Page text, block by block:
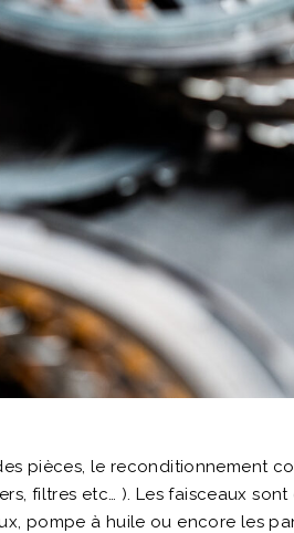
pièces, le reconditionnement
filtres etc… ). Les faisceaux
pompe à huile ou encore les